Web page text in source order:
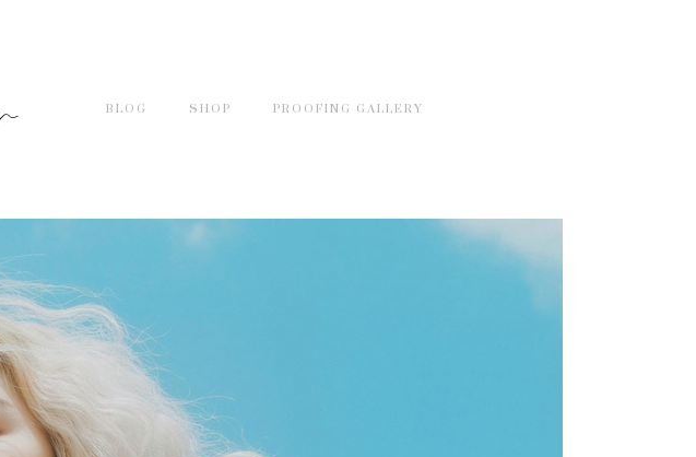
BLOG SHOP PROOFING GALLERY